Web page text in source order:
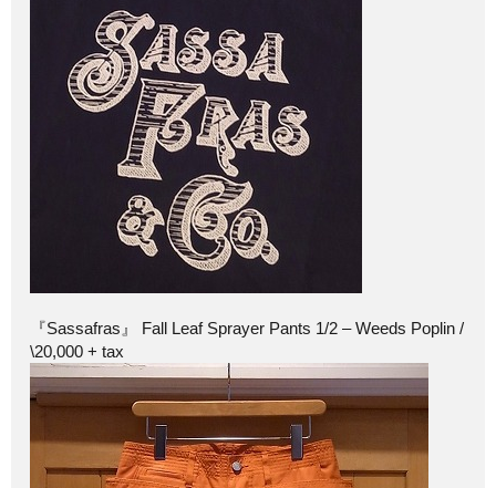
『Sassafras』 Fall Leaf Sprayer Pants 1/2 – Weeds Poplin /
\20,000 + tax